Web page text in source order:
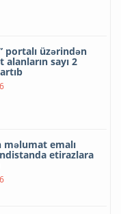
portalı üzərindən
sayı 2
məlumat emalı
etirazlara